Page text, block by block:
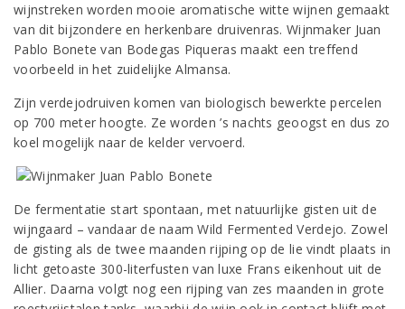
wijnstreken worden mooie aromatische witte wijnen gemaakt
van dit bijzondere en herkenbare druivenras. Wijnmaker Juan
Pablo Bonete van Bodegas Piqueras maakt een treffend
voorbeeld in het zuidelijke Almansa.
Zijn verdejodruiven komen van biologisch bewerkte percelen
op 700 meter hoogte. Ze worden ’s nachts geoogst en dus zo
koel mogelijk naar de kelder vervoerd.
De fermentatie start spontaan, met natuurlijke gisten uit de
wijngaard – vandaar de naam Wild Fermented Verdejo. Zowel
de gisting als de twee maanden rijping op de lie vindt plaats in
licht getoaste 300-literfusten van luxe Frans eikenhout uit de
Allier. Daarna volgt nog een rijping van zes maanden in grote